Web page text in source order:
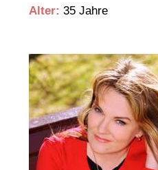
Alter: 35 Jahre